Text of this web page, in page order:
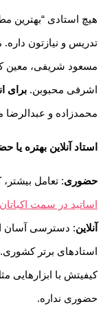
هیچ استادی
تدریس و نیازتون داره.
مسعود شریفی، معین
اشرفی محبوبن. برای
محمدزاده و عبدالرضا
استاد آنلاین بهتره یا
حضوری: تعامل
اساتید در سمت
آنلاین: دسترسی آسان
استادهای برتر کشوری.
کیفیتش با ابزارهایی
حضوری نداره.